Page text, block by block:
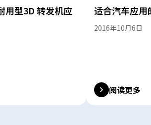
用型3D 转发机应
适合汽车应用
2016年10月6日
阅读更多